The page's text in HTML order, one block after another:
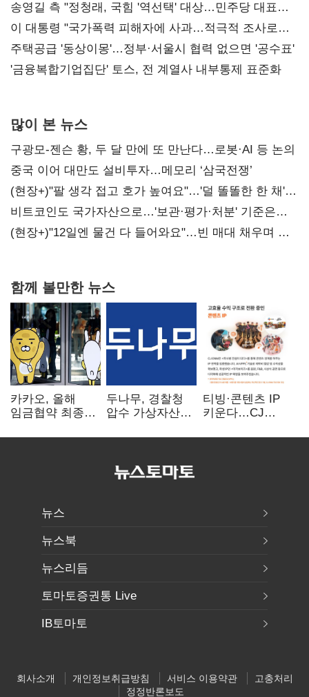
리모델링' 제안
송영길 측 "정청래, 국힘 '역선택' 대상…민주당 대표로
총선 지휘 못해"
이 대통령 "국가폭력 피해자에 사과…적극적 조사로
진실 밝혀야"
주택공급 '동상이몽'…정부·서울시 협력 없으면 '공수표'
'금융복합기업집단' 토스, 전 계열사 내부통제 표준화
많이 본 뉴스
구광모-젠슨 황, 두 달 만에 또 만난다…로봇·AI 등 논의
중국 이어 대만도 설비투자…메모리 ‘삼국전쟁’
(현장+)"팔 생각 접고 호가 높여요"…'덜 똘똘한 한 채'
20억 키맞추기
비트코인도 국가자산으로…'보관·평가·처분' 기준은
숙제
(현장+)"12일엔 물건 다 들어와요"…빈 매대 채우며 문
함께 볼만한 뉴스
카카오, 올해
임금협약 최종
인상·격려금
두나무, 경찰청
압수 가상자산
커스터디 사업
티빙·콘텐츠 IP
키운다…CJ
글로벌 확장 가속
뉴스
뉴스북
뉴스리듬
토마토증권통 Live
IB토마토
회사소개 개인정보취급방침 서비스 이용약관
고충처리
정정반론보도